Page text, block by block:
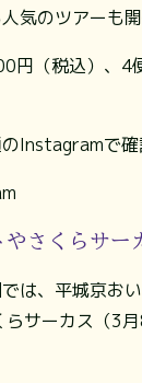
気のツアーも開
円（税込）、4
Instagramで確
やさくらサー
は、平城京お
サーカス（3